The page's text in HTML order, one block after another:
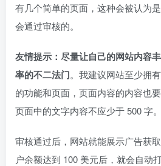
有几个简单的页面，这种会被认为
会通过审核的。
友情提示：尽量让自己的网站内容
率的不二法门。我建议网站至少拥
的功能和页面，页面内容的内容也
页面中的文字内容不应少于 500 字。
审核通过后，网站就能展示广告获
户余额达到 100 美元后，就会自动